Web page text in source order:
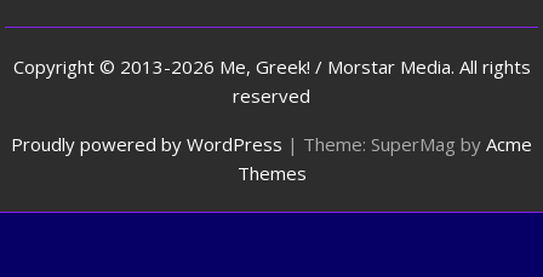
Copyright © 2013-2026 Me, Greek! / Morstar Media. All rights
reserved
Proudly powered by WordPress | Theme: SuperMag by Acme
Themes